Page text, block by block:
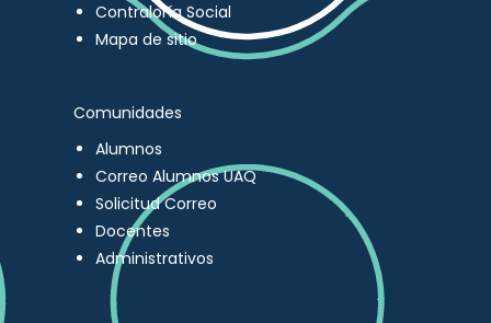
Contraloría Social
Mapa de sitio
Comunidades
Alumnos
Correo Alumnos UAQ
Solicitud Correo
Docentes
Administrativos